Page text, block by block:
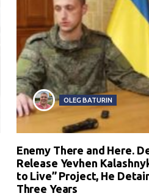
OLEG BATURIN
Enemy There and Here.
Release Yevhen
to Live” Project, He
Three Years